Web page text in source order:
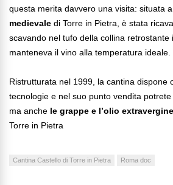
questa merita davvero una visita: situata
medievale di Torre in Pietra, è stata
scavando nel tufo della collina retrostante
manteneva il vino alla temperatura ideale.
Ristrutturata nel 1999, la cantina dispone
tecnologie e nel suo punto vendita potrete
ma anche le grappe e l’olio
Torre in Pietra
Cantina Castello di Torre in Pietra Roma doc